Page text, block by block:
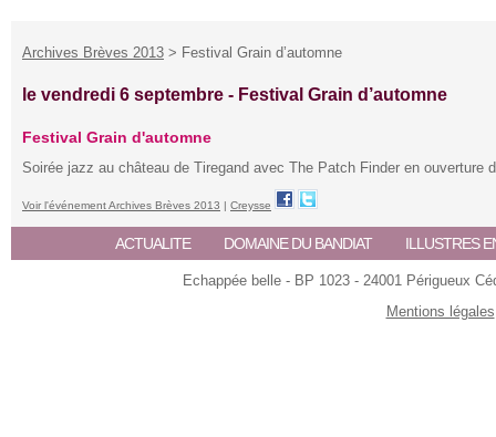
Archives Brèves 2013 > Festival Grain d’automne
le vendredi 6 septembre - Festival Grain d’automne
Festival Grain d'automne
Soirée jazz au château de Tiregand avec The Patch Finder en ouverture
Voir l'événement Archives Brèves 2013 | Creysse
ACTUALITE DOMAINE DU BANDIAT ILLUSTRES
Echappée belle - BP 1023 - 24001 Périgueux
Mentions légales